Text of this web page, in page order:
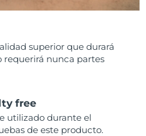
superior que durará
requerirá nunca partes
free
utilizado durante el
de este producto.